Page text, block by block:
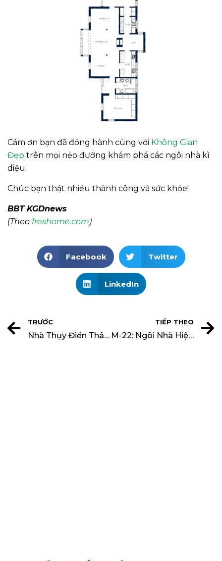
Cảm ơn bạn đã đồng hành cùng với Không Gian
Đẹp trên mọi nẻo đường khám phá các ngôi nhà kì
diệu.
Chúc bạn thật nhiều thành công và sức khỏe!
BBT KGDnews
(Theo freshome.com)
Facebook Twitter
LinkedIn
TRƯỚC
Nhà Thụy Điển Thân Thiện Với Thiết Kế Đầy Cảm Hứng
TIẾP THEO
M-22: Ngôi Nhà Hiện Đại Với Thiết Kế Bền Vững Nhìn Ra Vịnh Michigan